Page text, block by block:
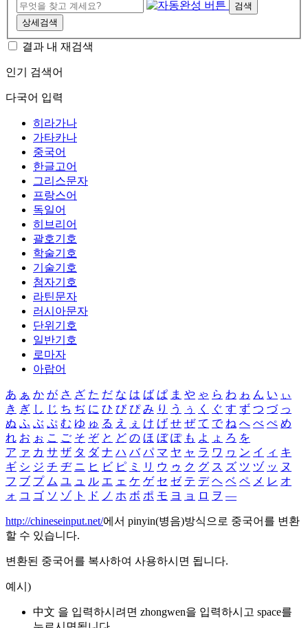
검색
상세검색
결과 내 재검색
인기 검색어
다국어 입력
히라가나
가타카나
중국어
한글고어
그리스문자
프랑스어
독일어
히브리어
괄호기호
학술기호
기술기호
첨자기호
라틴문자
러시아문자
단위기호
일반기호
로마자
아랍어
あ ぁ か が さ ざ た だ な は ば ぱ ま や ゃ ら わ ゎ ん い ぃ
き ぎ し じ ち ぢ に ひ び ぴ み り う ぅ く ぐ す ず つ づ っ
ぬ ふ ぶ ぷ む ゆ ゅ る え ぇ け げ せ ぜ て で ね へ べ ぺ め
れ お ぉ こ ご そ ぞ と ど の ほ ぼ ぽ も よ ょ ろ を
ア ァ カ サ ザ タ ダ ナ ハ バ パ マ ヤ ャ ラ ワ ヮ ン イ ィ キ
ギ シ ジ チ ヂ ニ ヒ ビ ピ ミ リ ウ ゥ ク グ ス ズ ツ ヅ ッ ヌ
フ ブ プ ム ユ ュ ル エ ェ ケ ゲ セ ゼ テ デ ヘ ベ ペ メ レ オ
ォ コ ゴ ソ ゾ ト ド ノ ホ ボ ポ モ ヨ ョ ロ ヲ ―
http://chineseinput.net/에서 pinyin(병음)방식으로 중국어를 변환
할 수 있습니다.
변환된 중국어를 복사하여 사용하시면 됩니다.
예시)
中文 을 입력하시려면 zhongwen을 입력하시고 space를